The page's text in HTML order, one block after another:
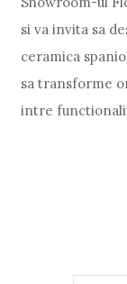
si va invita sa
ceramica
sa transforme
intre